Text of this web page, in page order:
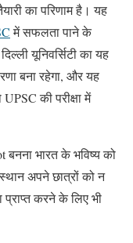
का परिणाम है। यह
में सफलता पाने के
यूनिवर्सिटी का यह
बना रहेगा, और यह
की परीक्षा में
बनना भारत के भविष्य को
अपने छात्रों को न
करने के लिए भी